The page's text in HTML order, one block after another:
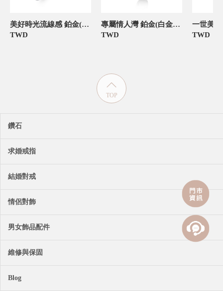
美好時光流線感 鉑金(白金)男款結婚對戒
TWD
專屬情人灣 鉑金(白金)男款結婚對戒
TWD
TWD
TOP
鑽石
求婚戒指
結婚對戒
情侶對飾
男女飾品配件
維修與保固
Blog